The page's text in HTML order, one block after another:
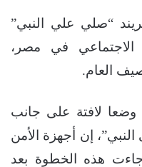
“صلي علي النبي”
الاجتماعي في مصر،
العام.
لافتة على جانب
إن أجهزة الأمن
هذه الخطوة بعد